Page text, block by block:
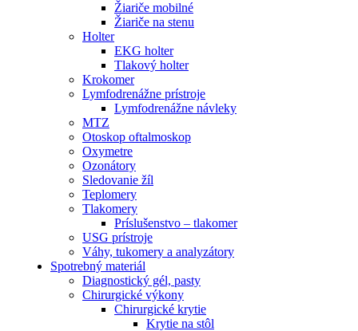
Žiariče mobilné
Žiariče na stenu
Holter
EKG holter
Tlakový holter
Krokomer
Lymfodrenážne prístroje
Lymfodrenážne návleky
MTZ
Otoskop oftalmoskop
Oxymetre
Ozonátory
Sledovanie žíl
Teplomery
Tlakomery
Príslušenstvo – tlakomer
USG prístroje
Váhy, tukomery a analyzátory
Spotrebný materiál
Diagnostický gél, pasty
Chirurgické výkony
Chirurgické krytie
Krytie na stôl